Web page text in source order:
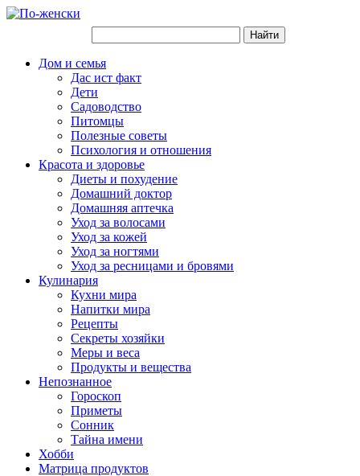
Дом и семья
Дас ист факт
Дети
Садоводство
Питомцы
Полезные советы
Психология и отношения
Красота и здоровье
Диеты и похудение
Домашний доктор
Домашняя аптечка
Уход за волосами
Уход за кожей
Уход за ногтями
Уход за ресницами и бровями
Кулинария
Кухни мира
Напитки мира
Рецепты
Секреты хозяйки
Меры и веса
Продукты и вещества
Непознанное
Гороскоп
Приметы
Сонник
Тайна имени
Хобби
Матрица продуктов